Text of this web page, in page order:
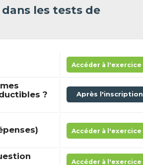
les tests de
Accéder à l'exercice
?
Après l'inscription
Accéder à l'exercice
Accéder à l'exercice